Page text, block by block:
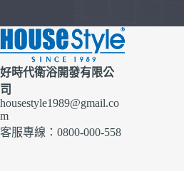
好時代衛浴開發有限公
司
housestyle1989@gmail.co
m
客服專線：0800-000-558